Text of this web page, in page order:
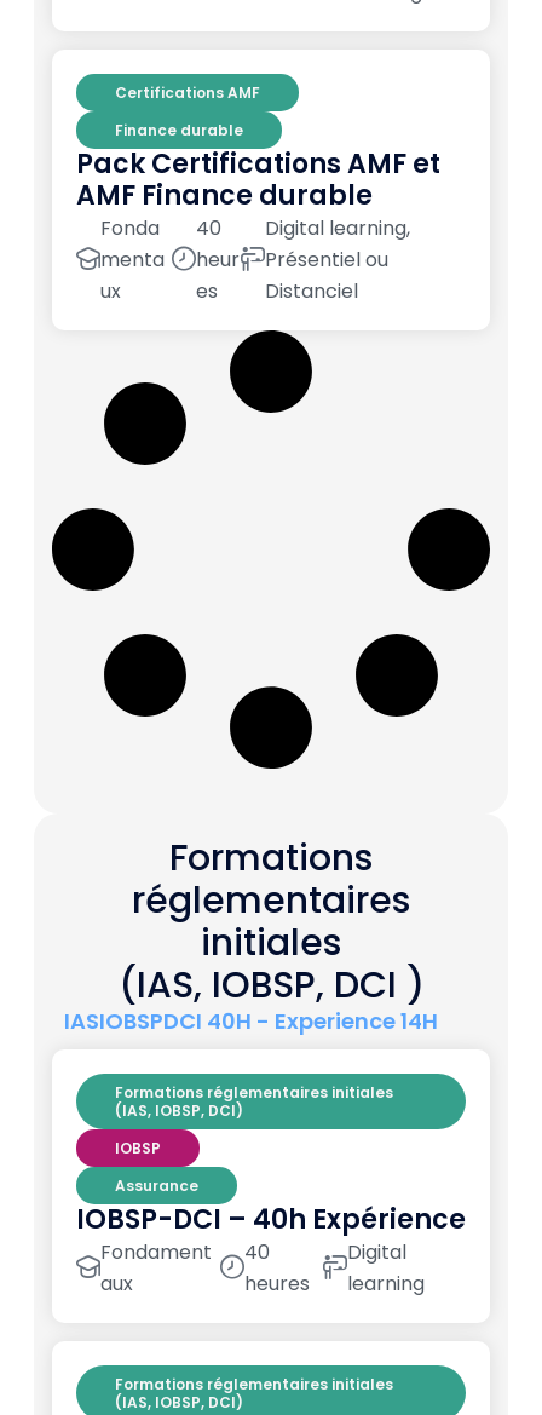
Certifications AMF
Finance durable
Pack Certifications AMF et
AMF Finance durable
Fonda
menta
ux
40
heur
es
Digital learning,
Présentiel ou
Distanciel
Formations
réglementaires
initiales
(IAS, IOBSP, DCI )
IASIOBSPDCI 40H - Experience 14H
Formations réglementaires initiales
(IAS, IOBSP, DCI)
IOBSP
Assurance
IOBSP-DCI – 40h Expérience
Fondament
aux
40
heures
Digital
learning
Formations réglementaires initiales
(IAS, IOBSP, DCI)